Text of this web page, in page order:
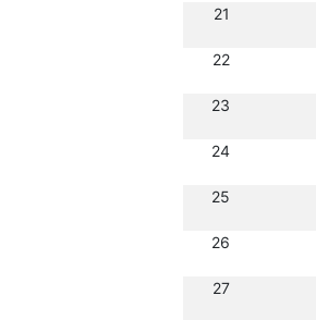
21
22
23
24
25
26
27